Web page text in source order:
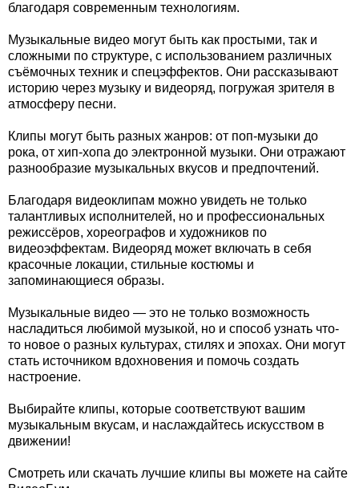
благодаря современным технологиям.
Музыкальные видео могут быть как простыми, так и
сложными по структуре, с использованием различных
съёмочных техник и спецэффектов. Они рассказывают
историю через музыку и видеоряд, погружая зрителя в
атмосферу песни.
Клипы могут быть разных жанров: от поп-музыки до
рока, от хип-хопа до электронной музыки. Они отражают
разнообразие музыкальных вкусов и предпочтений.
Благодаря видеоклипам можно увидеть не только
талантливых исполнителей, но и профессиональных
режиссёров, хореографов и художников по
видеоэффектам. Видеоряд может включать в себя
красочные локации, стильные костюмы и
запоминающиеся образы.
Музыкальные видео — это не только возможность
насладиться любимой музыкой, но и способ узнать что-
то новое о разных культурах, стилях и эпохах. Они могут
стать источником вдохновения и помочь создать
настроение.
Выбирайте клипы, которые соответствуют вашим
музыкальным вкусам, и наслаждайтесь искусством в
движении!
Смотреть или скачать лучшие клипы вы можете на сайте